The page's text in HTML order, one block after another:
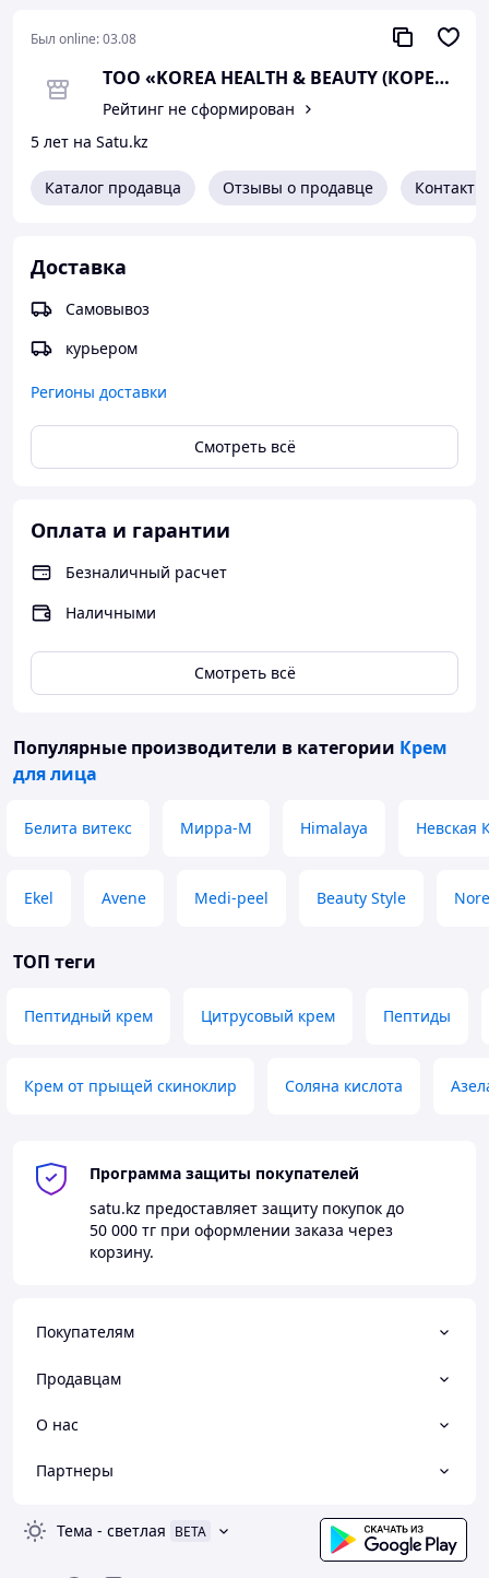
Был online:03.08
ТОО «KOREA HEALTH & BEAUTY (КОРЕЯ
Рейтинг не сформирован
5 лет на Satu.kz
Каталог продавца Отзывы о продавце Контакты
Доставка
Самовывоз
курьером
Регионы доставки
Смотреть всё
Оплата и гарантии
Безналичный расчет
Наличными
Смотреть всё
Популярные производители в категории Крем
для лица
Белита витекс Мирра-М Himalaya Невская
Ekel Avene Medi-peel Beauty Style
ТОП теги
Пептидный крем Цитрусовый крем Пептиды
Крем от прыщей скиноклир Соляна кислота
Программа защиты покупателей
satu.kz предоставляет защиту покупок до
50 000 тг при оформлении заказа через
корзину.
Покупателям
Продавцам
О нас
Партнеры
Тема - светлая BETA